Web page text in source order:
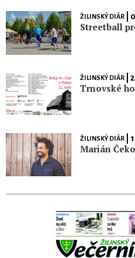
ŽILINSKÝ DIÁR|
Streetball
ŽILINSKÝ DIÁR|
Trnovské
ŽILINSKÝ DIÁR|
Marián